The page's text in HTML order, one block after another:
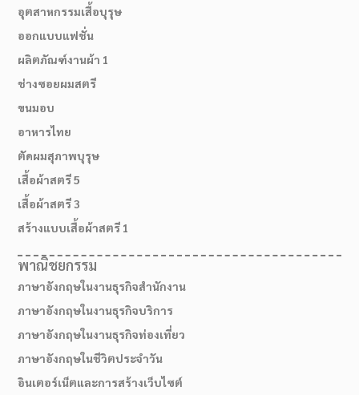
อุตสาหกรรมเสื้อบุรุษ
ออกแบบแฟชั่น
ผลิตภัณฑ์งานผ้า 1
ช่างซอยผมสตรี
ขนมอบ
อาหารไทย
ตัดผมสุภาพบุรุษ
เสื้อผ้าสตรี 5
เสื้อผ้าสตรี 3
สร้างแบบเสื้อผ้าสตรี 1
พาณิชยกรรม
ภาษาอังกฤษในงานธุรกิจสำนักงาน
ภาษาอังกฤษในงานธุรกิจบริการ
ภาษาอังกฤษในงานธุรกิจท่องเที่ยว
ภาษาอังกฤษในชีวิตประจำวัน
อินเตอร์เน็ตและการสร้างเว็บไซต์